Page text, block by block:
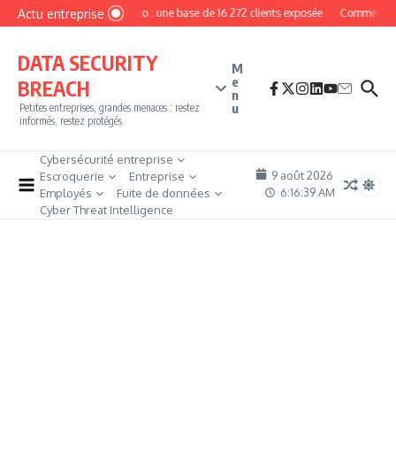
Aller au contenu
Actu entrepriseMyPhoto : une base de 16 272 clients exposée Comment
DATA SECURITY
BREACH
Petites entreprises, grandes menaces : restez
informés, restez protégés
M
e
n
u
Cybersécurité entreprise
Escroquerie
Entreprise
Employés
Fuite de données
Cyber Threat Intelligence
9 août 2026
6:16:39 AM